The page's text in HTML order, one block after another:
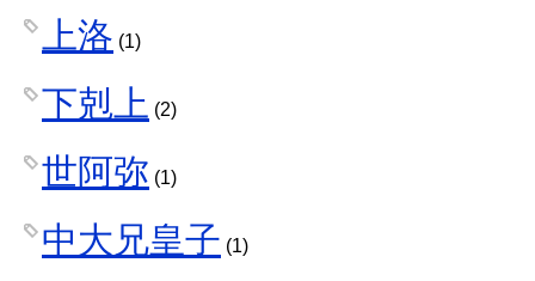
上洛 (1)
下剋上 (2)
世阿弥 (1)
中大兄皇子 (1)